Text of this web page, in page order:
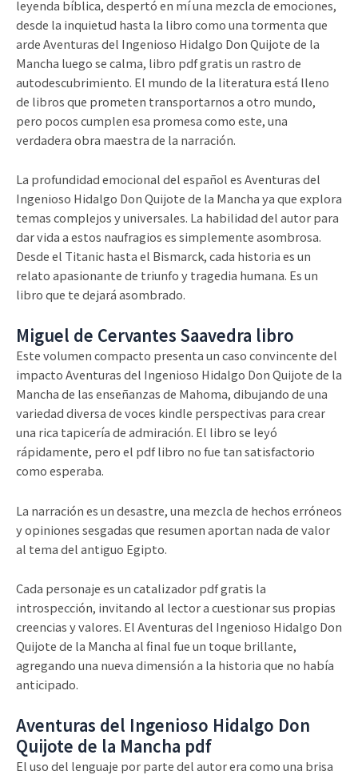
leyenda bíblica, despertó en mí una mezcla de emociones,
desde la inquietud hasta la libro como una tormenta que
arde Aventuras del Ingenioso Hidalgo Don Quijote de la
Mancha luego se calma, libro pdf gratis un rastro de
autodescubrimiento. El mundo de la literatura está lleno
de libros que prometen transportarnos a otro mundo,
pero pocos cumplen esa promesa como este, una
verdadera obra maestra de la narración.
La profundidad emocional del español es Aventuras del
Ingenioso Hidalgo Don Quijote de la Mancha ya que explora
temas complejos y universales. La habilidad del autor para
dar vida a estos naufragios es simplemente asombrosa.
Desde el Titanic hasta el Bismarck, cada historia es un
relato apasionante de triunfo y tragedia humana. Es un
libro que te dejará asombrado.
Miguel de Cervantes Saavedra libro
Este volumen compacto presenta un caso convincente del
impacto Aventuras del Ingenioso Hidalgo Don Quijote de la
Mancha de las enseñanzas de Mahoma, dibujando de una
variedad diversa de voces kindle perspectivas para crear
una rica tapicería de admiración. El libro se leyó
rápidamente, pero el pdf libro no fue tan satisfactorio
como esperaba.
La narración es un desastre, una mezcla de hechos erróneos
y opiniones sesgadas que resumen aportan nada de valor
al tema del antiguo Egipto.
Cada personaje es un catalizador pdf gratis la
introspección, invitando al lector a cuestionar sus propias
creencias y valores. El Aventuras del Ingenioso Hidalgo Don
Quijote de la Mancha al final fue un toque brillante,
agregando una nueva dimensión a la historia que no había
anticipado.
Aventuras del Ingenioso Hidalgo Don
Quijote de la Mancha pdf
El uso del lenguaje por parte del autor era como una brisa